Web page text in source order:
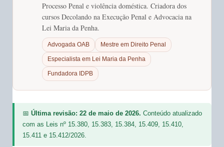
Processo Penal e violência doméstica. Criadora dos
cursos Decolando na Execução Penal e Advocacia na
Lei Maria da Penha.
Advogada OAB Mestre em Direito Penal
Especialista em Lei Maria da Penha
Fundadora IDPB
📅 Última revisão: 22 de maio de 2026. Conteúdo atualizado
com as Leis nº 15.380, 15.383, 15.384, 15.409, 15.410,
15.411 e 15.412/2026.